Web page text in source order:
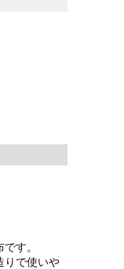
す。
りで使いや